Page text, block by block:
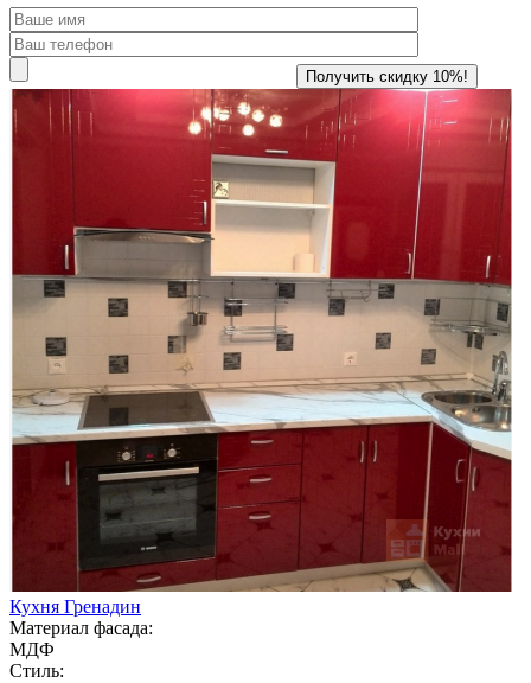
Кухня Гренадин
Материал фасада:
МДФ
Стиль: